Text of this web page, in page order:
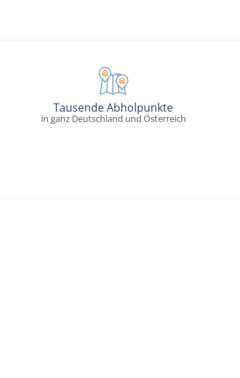
Tausende Abholpunkte
in ganz Deutschland und Österreich